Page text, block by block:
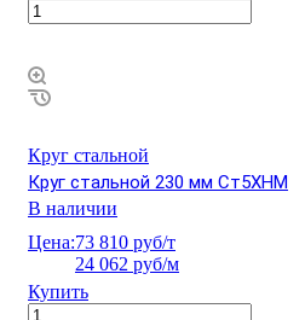
Круг стальной
Круг стальной 230 мм Ст5ХНМ
В наличии
Цена:73 810 руб/т
24 062 руб/м
Купить